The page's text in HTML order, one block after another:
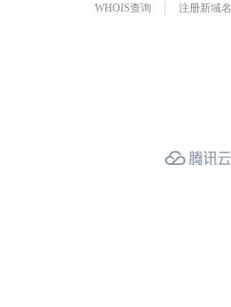
WHOIS查询 注册新域名